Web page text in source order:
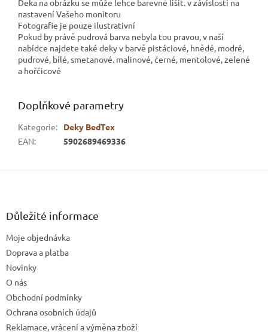
Deka na obrázku se může lehce barevně lišit. v závislosti na
nastavení Vašeho monitoru
Fotografie je pouze ilustrativní
Pokud by právě pudrová barva nebyla tou pravou, v naší
nabídce najdete také deky v barvě pistáciové, hnědé, modré,
pudrové, bílé, smetanové. malinové, černé, mentolové, zelené
a hořčicové
Doplňkové parametry
Kategorie:
Deky BedTex
EAN: 5902689469336
Důležité informace
Moje objednávka
Doprava a platba
Novinky
O nás
Obchodní podmínky
Ochrana osobních údajů
Reklamace, vrácení a výměna zboží